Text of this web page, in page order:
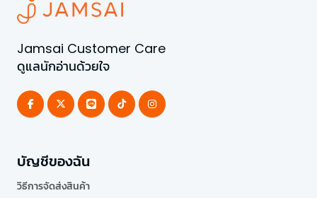
Jamsai Customer Care
ดูแลนักอ่านด้วยใจ
บัญชีของฉัน
วิธีการจัดส่งสินค้า